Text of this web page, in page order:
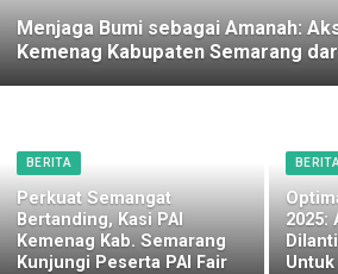
Menjaga Bumi sebagai Amanah:
Kemenag Kabupaten Semarang
BERITA
Perkuat Semangat
Bertanding, Kasi PAI
Kemenag Kab. Semarang
Kunjungi Peserta PAI Fair
BERITA
2025: